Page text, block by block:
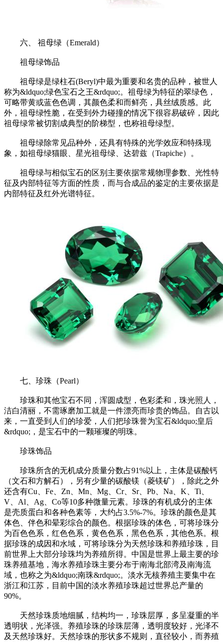
六、 祖母绿（Emerald）
祖母绿饰品
祖母绿是绿柱石(Beryl)中最为重要和名贵的品种，被世人
称为&ldquo;绿色宝石之王&rdquo;。祖母绿为特征的翠绿色，
可略带黄或蓝色色调，其颜色柔和而鲜亮，具丝绒质感。此
外，祖母绿性脆，在受到外力碰撞的情况下很容易破碎，因此
祖母绿常被切割成典型的阶梯型，也称祖母绿型。
祖母绿除常见品种外，还具有特殊的光学效应和特殊现
象，如祖母绿猫眼、星光祖母绿、达碧兹（Trapiche）。
祖母绿与相似宝石的区别主要依据常规物理参数、光性特
征及内部特征等方面的性质，而与合成品的鉴定的主要依据是
内部特征及红外光谱特征。
七、珍珠（Pearl）
珍珠和其他宝石不同，浑圆成型，色彩柔和，珠光照人，
洁白清丽，不需琢磨加工就是一件漂亮而珍贵的饰品。自古以
来，一直受到人们的珍爱，人们把珍珠誉为宝石&ldquo;皇后
&rdquo;，是宝石中的一颗璀璨的明珠。
珍珠饰品
珍珠所含的无机成分质量分数占91%以上，主体是碳酸钙
（文石和方解石），另有少量的碳酸镁（菱镁矿），除此之外
还含有Cu、Fe、Zn、Mn、Mg、Cr、Sr、Pb、Na、K、Ti、
V、Al、Ag、Co等10多种微量元素。珍珠的有机成分的主体
是壳质蛋白和各种色素等，大约占3.5%-7%。珍珠的颜色是其
体色、伴色和晕彩综合的颜色。根据珍珠的体色，可将珍珠分
为百色色系，红色色系，黄色色系，黑色色系，其他色系。根
据珍珠的成因和水域，可将珍珠分为天然珍珠和养殖珍珠，目
前世界上大部分珍珠均为养殖所得。中国是世界上最主要的珍
珠养殖基地，海水养殖珍珠主要分布于南海北部湾及南海流
域，也称之为&ldquo;南珠&rdquo;。淡水无核养殖主要集中在
浙江和江苏，目前中国的淡水养殖珍珠超过世界总产量的
90%。
天然珍珠质地细腻，结构均一，珍珠层厚，多呈凝重的半
透明状，光泽强。养殖珍珠的珍珠层薄，透明度较好，光泽不
及天然珍珠好。天然珍珠的形状多不规则，直径较小，而养殖